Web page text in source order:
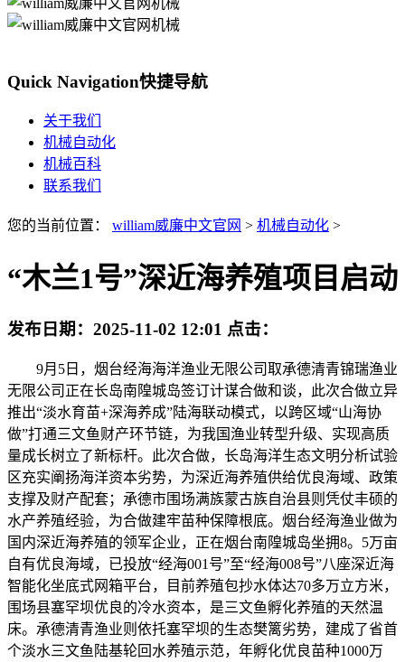
Quick Navigation快捷导航
关于我们
机械自动化
机械百科
联系我们
您的当前位置： william威廉中文官网 > 机械自动化 >
“木兰1号”深近海养殖项目启动
发布日期： 2025-11-02 12:01 点击：
9月5日，烟台经海海洋渔业无限公司取承德清青锦瑞渔业
无限公司正在长岛南隍城岛签订计谋合做和谈，此次合做立异
推出“淡水育苗+深海养成”陆海联动模式，以跨区域“山海协
做”打通三文鱼财产环节链，为我国渔业转型升级、实现高质
量成长树立了新标杆。此次合做，长岛海洋生态文明分析试验
区充实阐扬海洋资本劣势，为深近海养殖供给优良海域、政策
支撑及财产配套；承德市围场满族蒙古族自治县则凭仗丰硕的
水产养殖经验，为合做建牢苗种保障根底。烟台经海渔业做为
国内深近海养殖的领军企业，正在烟台南隍城岛坐拥8。5万亩
自有优良海域，已投放“经海001号”至“经海008号”八座深近海
智能化坐底式网箱平台，目前养殖包抄水体达70多万立方米，
围场县塞罕坝优良的冷水资本，是三文鱼孵化养殖的天然温
床。承德清青渔业则依托塞罕坝的生态樊篱劣势，建成了省首
个淡水三文鱼陆基轮回水养殖示范，年孵化优良苗种1000万